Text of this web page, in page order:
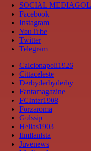
SOCIAL MEDIAGOL
Facebook
Instagram
YouTube
Twitter
Telegram
Calcionapoli1926
Cittaceleste
Derbyderbyderby
Fantamagazine
FCInter1908
Forzaroma
Golssip
Hellas1903
Ilmilanista
Juvenews